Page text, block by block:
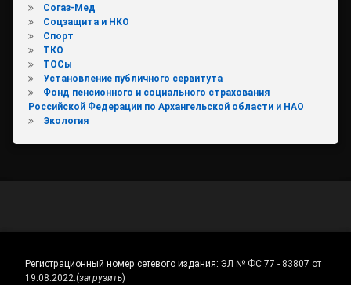
Согаз-Мед
Соцзащита и НКО
Спорт
ТКО
ТОСы
Установление публичного сервитута
Фонд пенсионного и социального страхования
Российской Федерации по Архангельской области и НАО
Экология
Регистрационный номер сетевого издания: ЭЛ № ФС 77 - 83807 от
19.08.2022.(загрузить)